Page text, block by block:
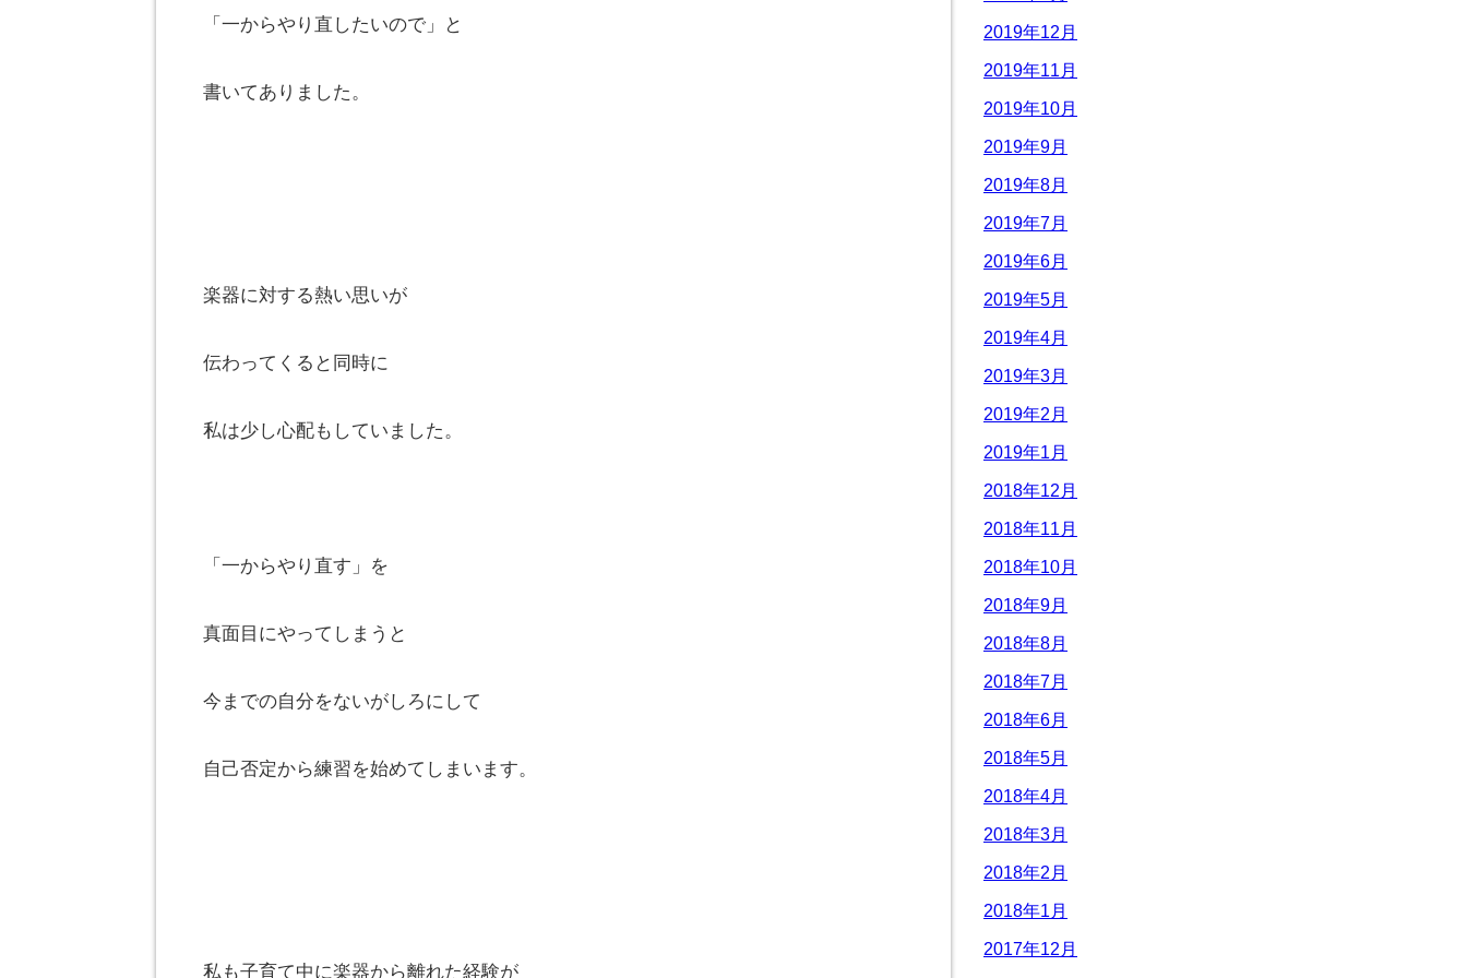
「一からやり直したいので」と
書いてありました。
楽器に対する熱い思いが
伝わってくると同時に
私は少し心配もしていました。
「一からやり直す」を
真面目にやってしまうと
今までの自分をないがしろにして
自己否定から練習を始めてしまいます。
私も子育て中に楽器から離れた経験が
2019年12月
2019年11月
2019年10月
2019年9月
2019年8月
2019年7月
2019年6月
2019年5月
2019年4月
2019年3月
2019年2月
2019年1月
2018年12月
2018年11月
2018年10月
2018年9月
2018年8月
2018年7月
2018年6月
2018年5月
2018年4月
2018年3月
2018年2月
2018年1月
2017年12月